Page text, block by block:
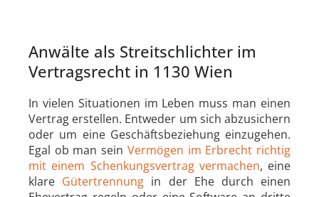
Anwälte als Streitschlichter im
Vertragsrecht in 1130 Wien
In vielen Situationen im Leben muss man einen
Vertrag erstellen. Entweder um sich abzusichern
oder um eine Geschäftsbeziehung einzugehen.
Egal ob man sein Vermögen im Erbrecht richtig
mit einem Schenkungsvertrag vermachen, eine
klare Gütertrennung in der Ehe durch einen